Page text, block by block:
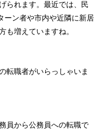
られます。最近では、民
ーン者や市内や近隣に新居
も増えていますね。
転職者がいらっしゃいま
員から公務員への転職で